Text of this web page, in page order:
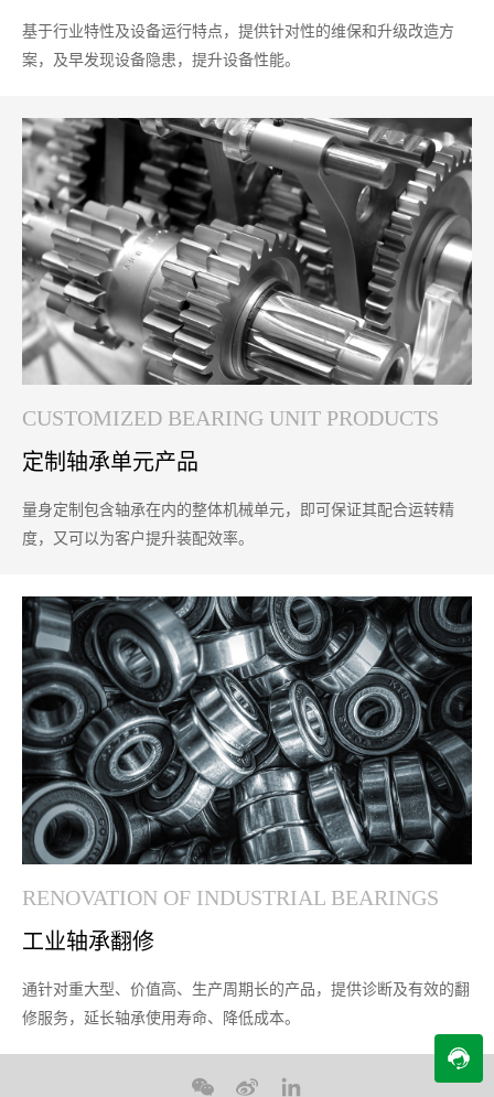
基于行业特性及设备运行特点，提供针对性的维保和升级改造方
案，及早发现设备隐患，提升设备性能。
CUSTOMIZED BEARING UNIT PRODUCTS
定制轴承单元产品
量身定制包含轴承在内的整体机械单元，即可保证其配合运转精
度，又可以为客户提升装配效率。
RENOVATION OF INDUSTRIAL BEARINGS
工业轴承翻修
通针对重大型、价值高、生产周期长的产品，提供诊断及有效的翻
修服务，延长轴承使用寿命、降低成本。